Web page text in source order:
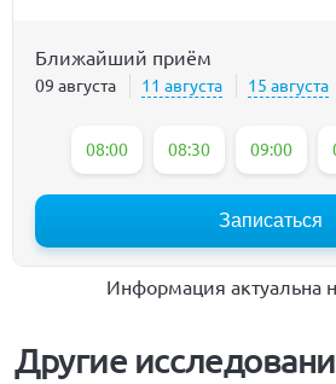
Ближайший приём
09 августа 11 августа 15 августа
08:00 08:30 09:00
Записаться
Информация актуальна
Другие